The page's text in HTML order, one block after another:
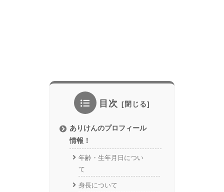
目次
ありけんのプロフィール
情報！
年齢・生年月日につい
て
身長について